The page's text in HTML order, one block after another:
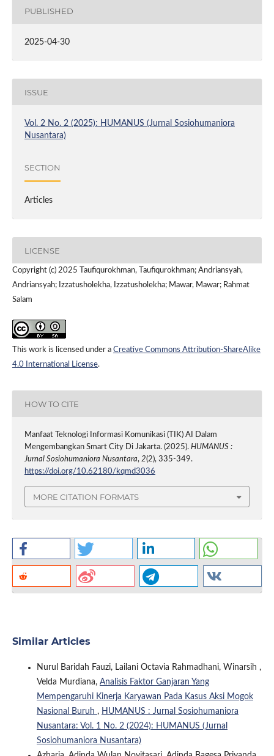
PUBLISHED
2025-04-30
ISSUE
Vol. 2 No. 2 (2025): HUMANUS (Jurnal Sosiohumaniora
Nusantara)
SECTION
Articles
LICENSE
Copyright (c) 2025 Taufiqurokhman, Taufiqurokhman; Andriansyah,
Andriansyah; Izzatusholekha, Izzatusholekha; Mawar, Mawar; Rahmat
Salam
This work is licensed under a Creative Commons Attribution-ShareAlike
4.0 International License.
HOW TO CITE
Manfaat Teknologi Informasi Komunikasi (TIK) AI Dalam
Mengembangkan Smart City Di Jakarta. (2025). HUMANUS :
Jurnal Sosiohumaniora Nusantara, 2(2), 335-349.
https://doi.org/10.62180/kqmd3036
MORE CITATION FORMATS
Similar Articles
Nurul Baridah Fauzi, Lailani Octavia Rahmadhani, Winarsih ,
Velda Murdiana, Analisis Faktor Ganjaran Yang
Mempengaruhi Kinerja Karyawan Pada Kasus Aksi Mogok
Nasional Buruh , HUMANUS : Jurnal Sosiohumaniora
Nusantara: Vol. 1 No. 2 (2024): HUMANUS (Jurnal
Sosiohumaniora Nusantara)